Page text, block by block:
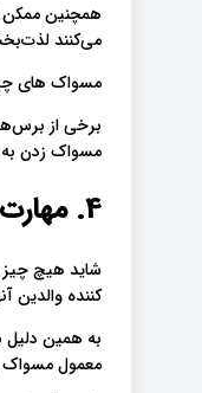
همچنین ممکن
می‌کنند
مسواک های
مسواک زدن
4. مهارت های مسواک زدن آنها را تعریف کنید
شاید هیچ چیز
کننده والدین
به همین دلیل
معمول مسواک